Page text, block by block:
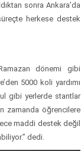
sonra Ankara’da
herkese destek
dönemi gibi
5000 koli yardımı
gibi yerlerde stantlar
zamanda öğrencilere
maddi destek değil
dedi.